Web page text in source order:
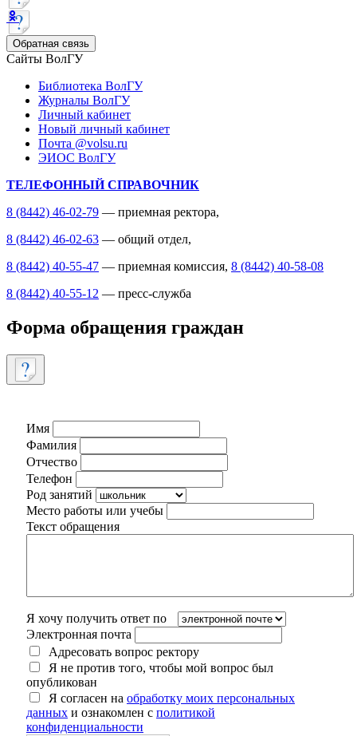
Обратная связь
Сайты ВолГУ
Библиотека ВолГУ
Журналы ВолГУ
Личный кабинет
Новый личный кабинет
Почта @volsu.ru
ЭИОС ВолГУ
ТЕЛЕФОННЫЙ СПРАВОЧНИК
8 (8442) 46-02-79 — приемная ректора,
8 (8442) 46-02-63 — общий отдел,
8 (8442) 40-55-47 — приемная комиссия, 8 (8442) 40-58-08
8 (8442) 40-55-12 — пресс-служба
Форма обращения граждан
Имя
Фамилия
Отчество
Телефон
Род занятий
Место работы или учебы
Текст обращения
Я хочу получить ответ по
Электронная почта
Адресовать вопрос ректору
Я не против того, чтобы мой вопрос был
опубликован
Я согласен на обработку моих персональных
данных и ознакомлен с политикой
конфиденциальности